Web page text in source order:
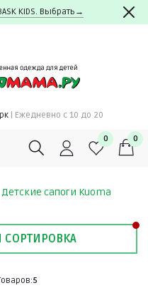
KIDS. Выбрать→
| Ежедневно c 10 до 20
0 0
Детские сапоги Kuoma
5